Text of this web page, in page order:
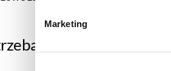
Marketing
by zbudować